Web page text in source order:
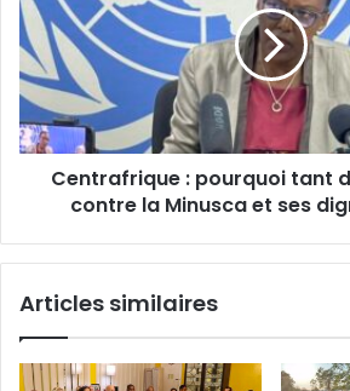
tant
d’acharnement
contre
la
Minusca
et
?
Centrafrique : pourquoi tant
contre la Minusca et ses
Articles similaires